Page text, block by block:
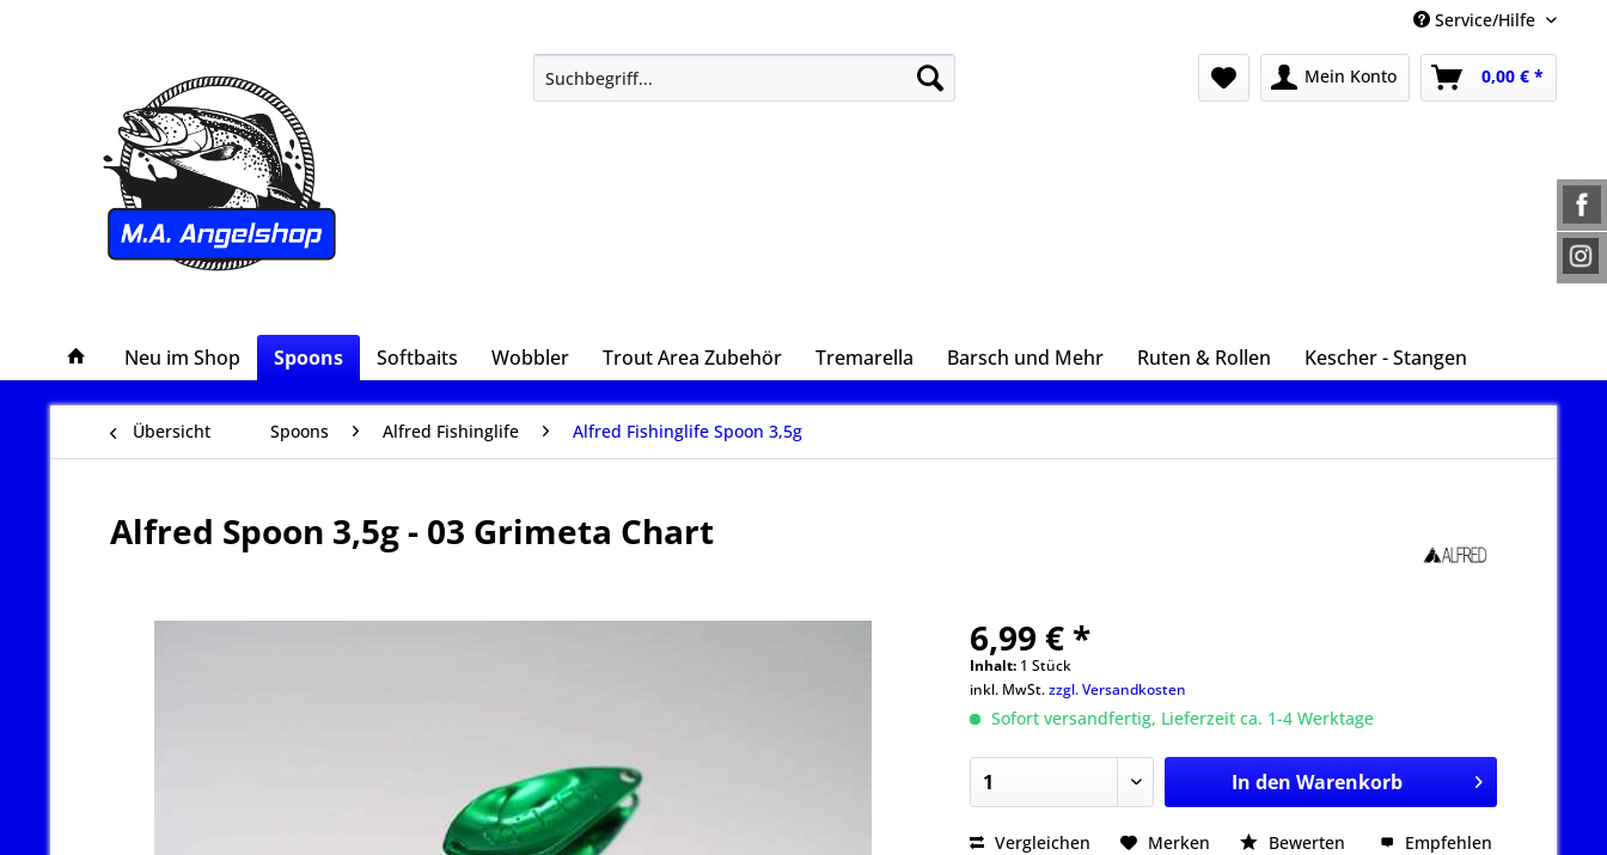
Service/Hilfe
Mein Konto 0,00 € *
Neu im Shop Spoons Softbaits Wobbler Trout Area Zubehör Tremarella Barsch und Mehr Ruten & Rollen Kescher - Stangen
Übersicht Spoons Alfred Fishinglife Alfred Fishinglife Spoon 3,5g
Alfred Spoon 3,5g - 03 Grimeta Chart
6,99 € *
Inhalt: 1 Stück
inkl. MwSt.zzgl. Versandkosten
Sofort versandfertig, Lieferzeit ca. 1-4 Werktage
In den Warenkorb
Vergleichen Merken Bewerten Empfehlen